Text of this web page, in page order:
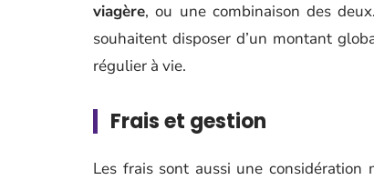
viagère, ou une combinaison des
souhaitent disposer d’un montant
régulier à vie.
Frais et gestion
Les frais sont aussi une considération